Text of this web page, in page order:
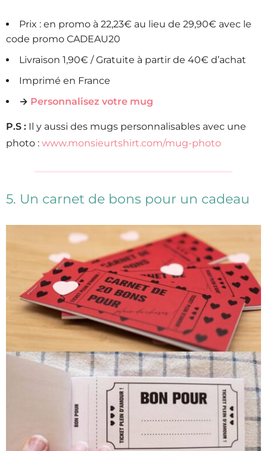
Prix : en promo à 22,23€ au lieu de 29,90€ avec le
code promo CADEAU20
Livraison 1,90€ / Gratuite à partir de 40€ d’achat
Imprimé en France
→ Personnalisez votre mug
P.S : Il y aussi des mugs personnalisables avec une
photo : www.monsieurtshirt.com/mug-photo
5. Un carnet de bons pour un cadeau